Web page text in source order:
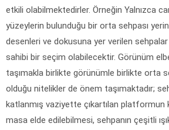
etkili olabilmektedirler. Örneğin Yalnızca
yüzeylerin bulunduğu bir orta sehpası
desenleri ve dokusuna yer verilen
sahibi bir seçim olabilecektir. Görünüm
taşımakla birlikte görünümle birlikte orta
olduğu nitelikler de önem taşımaktadır;
katlanmış vaziyette çıkartılan platformun
masa elde edilebilmesi, sehpanın çeşitli